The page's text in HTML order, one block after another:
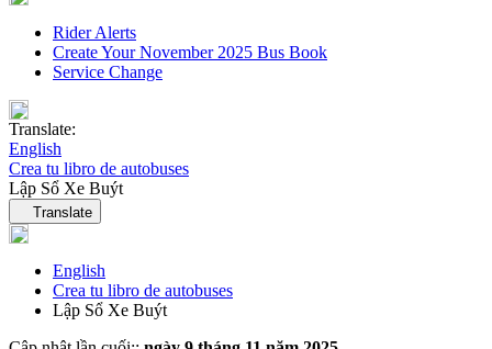
Rider Alerts
Create Your November 2025 Bus Book
Service Change
Translate:
English
Crea tu libro de autobuses
Lập Sổ Xe Buýt
Language navigation
Translate
English
Crea tu libro de autobuses
Lập Sổ Xe Buýt